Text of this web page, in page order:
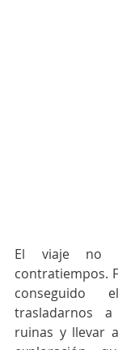
El viaje no
contratiempos.
conseguido
trasladarnos
ruinas y llevar